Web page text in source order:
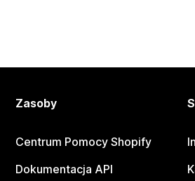
Zasoby
Centrum Pomocy Shopify
Dokumentacja API